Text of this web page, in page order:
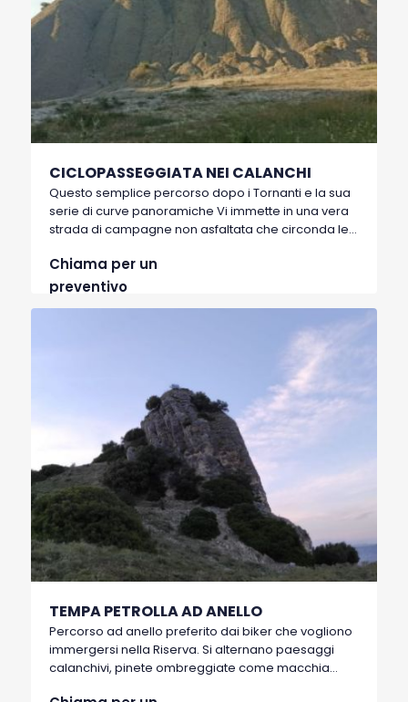
CICLOPASSEGGIATA NEI CALANCHI
Questo semplice percorso dopo i Tornanti e la sua
serie di curve panoramiche Vi immette in una vera
strada di campagne non asfaltata che circonda le
Montalbano. Si incrociano le due antiche mulattiere
(Appiett’ u Mulin’ ed Appiatt’ u Castied’) nonchè lo
sentiero che porta al sito candidato al Chiodo
accesso ai giardini di Montalbano per gli agricoltori
che di rientro dovevano essere prese di petto per
le loro forti pendenze. Presente un punto d’acqua
durante il percorso.
Chiama per un
preventivo
TEMPA PETROLLA AD ANELLO
Percorso ad anello preferito dai biker che vogliono
immergersi nella Riserva. Si alternano paesaggi
calanchivi, pinete ombreggiate come macchia